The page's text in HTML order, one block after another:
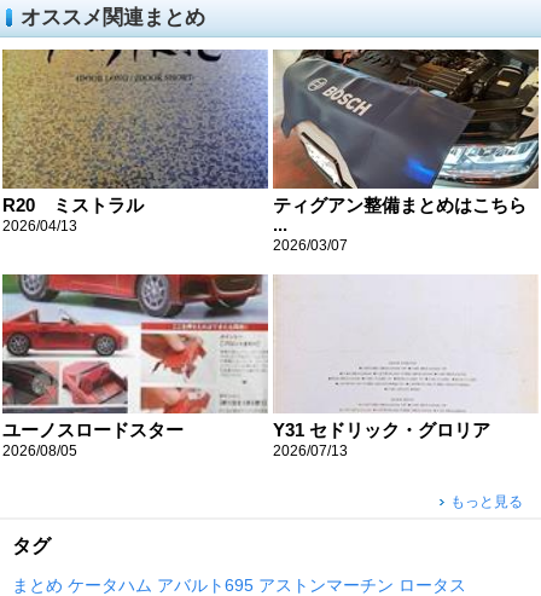
オススメ関連まとめ
R20 ミストラル
2026/04/13
ティグアン整備まとめはこちら
...
2026/03/07
ユーノスロードスター
2026/08/05
Y31 セドリック・グロリア
2026/07/13
もっと見る
タグ
まとめ ケータハム アバルト695 アストンマーチン ロータス